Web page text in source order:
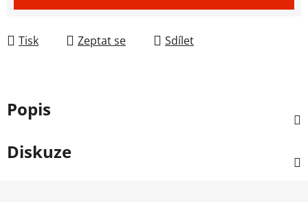
Tisk Zeptat se Sdílet
Popis
Diskuze